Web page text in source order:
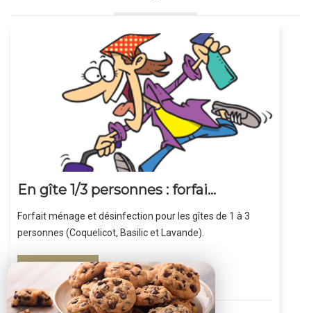
En gîte 1/3 personnes : forfai...
Forfait ménage et désinfection pour les gîtes de 1 à 3
personnes (Coquelicot, Basilic et Lavande).
RÉSERVER